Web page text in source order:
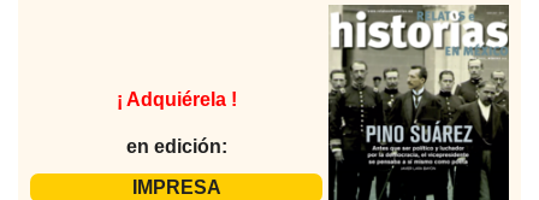
¡ Adquiérela !
en edición:
IMPRESA